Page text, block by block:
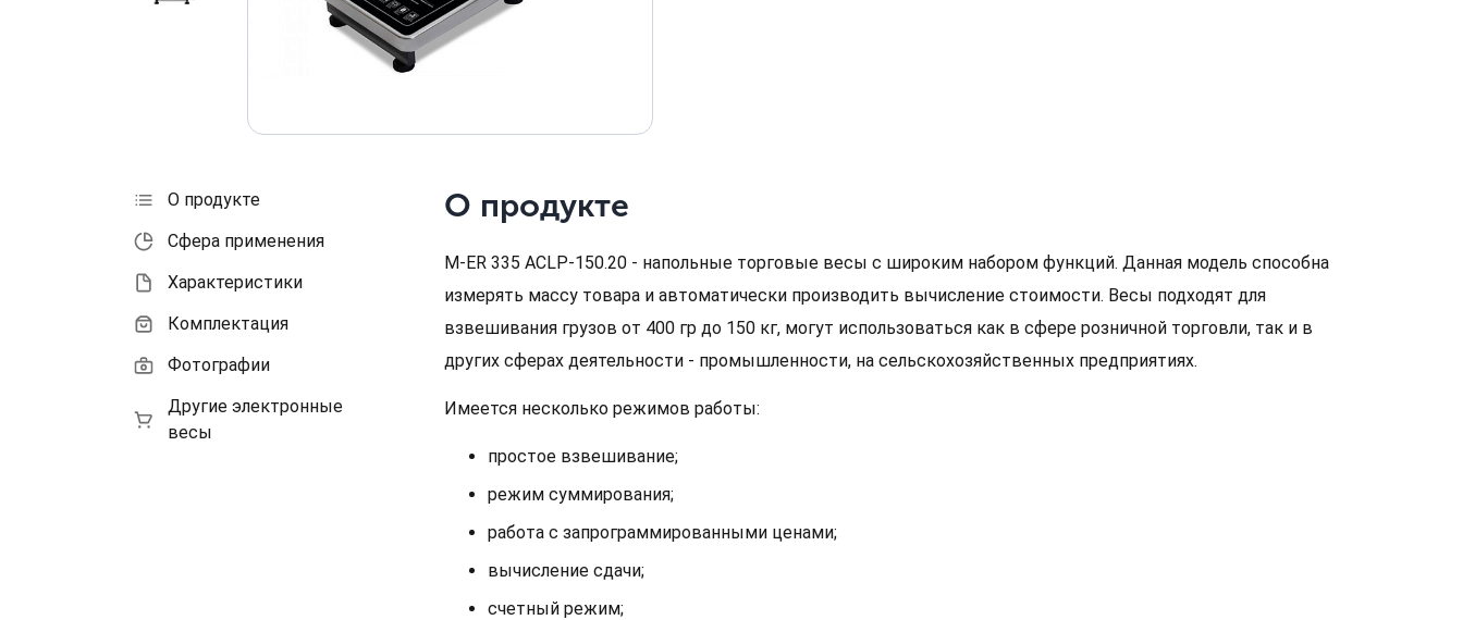
О продукте
Сфера применения
Характеристики
Комплектация
Фотографии
Другие электронные
весы
О продукте
M-ER 335 ACLP-150.20 - напольные торговые весы с широким набором функций. Данная модель способна
измерять массу товара и автоматически производить вычисление стоимости. Весы подходят для
взвешивания грузов от 400 гр до 150 кг, могут использоваться как в сфере розничной торговли, так и в
других сферах деятельности - промышленности, на сельскохозяйственных предприятиях.
Имеется несколько режимов работы:
простое взвешивание;
режим суммирования;
работа с запрограммированными ценами;
вычисление сдачи;
счетный режим;